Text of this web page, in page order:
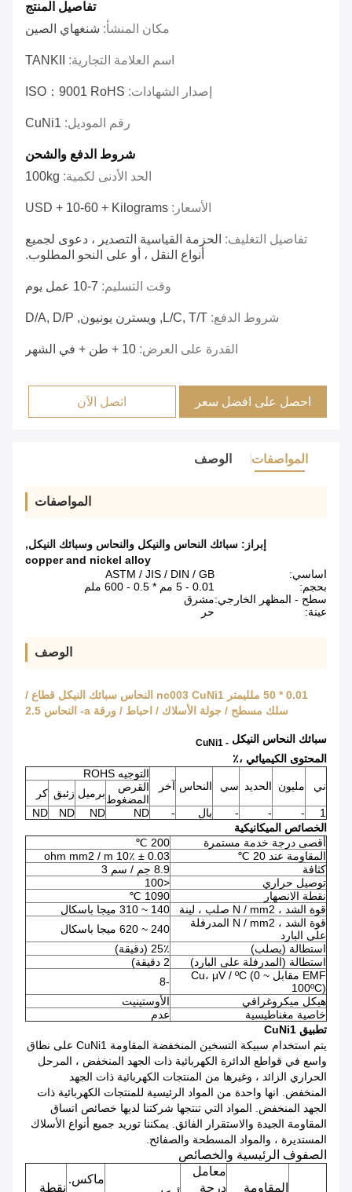
تفاصيل المنتج
مكان المنشأ: شنغهاي الصين
اسم العلامة التجارية: TANKII
إصدار الشهادات: ISO：9001 RoHS
رقم الموديل: CuNi1
شروط الدفع والشحن
الحد الأدنى لكمية: 100kg
الأسعار: USD + 10-60 + Kilograms
تفاصيل التغليف: الحزمة القياسية التصدير ، دعوى لجميع
أنواع النقل ، أو على النحو المطلوب.
وقت التسليم: 7-10 عمل يوم
شروط الدفع: L/C, T/T, ويسترن يونيون, D/A, D/P
القدرة على العرض: 10 + طن + في الشهر
احصل على افضل سعر اتصل الآن
المواصفات الوصف
المواصفات
إبراز: سبائك النحاس والنيكل والنحاس وسبائك النيكل,
copper and nickel alloy
اساسي:
ASTM / JIS / DIN / GB
بحجم:
0.01 - 5 مم * 0.5 - 600 ملم
سطح - المظهر الخارجي:مشرق
عينة:
حر
الوصف
0.01 * 50 ملليمتر nc003 CuNi1 النحاس سبائك النيكل قطاع /
سلك مسطح / جولة الأسلاك / احباط / ورقة a- النحاس 2.5
سبائك النحاس النيكل - CuNi1
المحتوى الكيميائي ،٪
ني مليون الحديد سي النحاس آخر
التوجيه ROHS
القرص
المضغوطبرميل زئبق كر
1
-
-
- بال -
ND
ND
ND
ND
الخصائص الميكانيكية
أقصى درجة خدمة مستمرة
200 ℃
المقاومة عند 20 ℃
0.03 ± 10٪ ohm mm2 / m
كثافة
8.9 جم / سم 3
توصيل حراري
<100
نقطة الانصهار
1090 ℃
قوة الشد ، N / mm2 صلب ، لينة
140 ~ 310 ميجا باسكال
قوة الشد ، N / mm2 المدرفلة
على البارد
240 ~ 620 ميجا باسكال
استطالة (يصلب)
25٪ (دقيقة)
استطالة (المدرفلة على البارد)
2 دقيقة)
EMF مقابل Cu، μV / ºC (0 ~
100ºC)
-8
هيكل ميكروغرافي
الأوستينيت
خاصية مغناطيسية
عدم
تطبيق CuNi1
يتم استخدام سبيكة التسخين المنخفضة المقاومة CuNi1 على نطاق
واسع في قواطع الدائرة الكهربائية ذات الجهد المنخفض ، المرحل
الحراري الزائد ، وغيرها من المنتجات الكهربائية ذات الجهد
المنخفض. انها واحدة من المواد الرئيسية للمنتجات الكهربائية ذات
الجهد المنخفض. المواد التي تنتجها شركتنا لديها خصائص اتساق
المقاومة الجيدة والاستقرار الفائق. يمكننا توريد جميع أنواع الأسلاك
المستديرة ، والمواد المسطحة والصفائح.
الصفوف الرئيسية والخصائص
المقاومة
معامل
درجة
ماكس.
نقطة